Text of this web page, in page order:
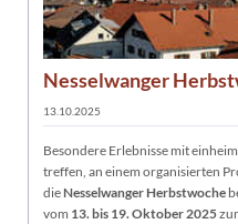
Nesselwanger
13.10.2025
Besondere Erlebnisse mit
treffen, an einem organisierten
die Nesselwanger Herbstwoche
vom 13. bis 19. Oktober 2025